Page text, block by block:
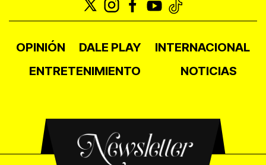
OPINIÓN DALE PLAY
INTERNACIONAL
ENTRETENIMIENTO
NOTICIAS
Newsletter